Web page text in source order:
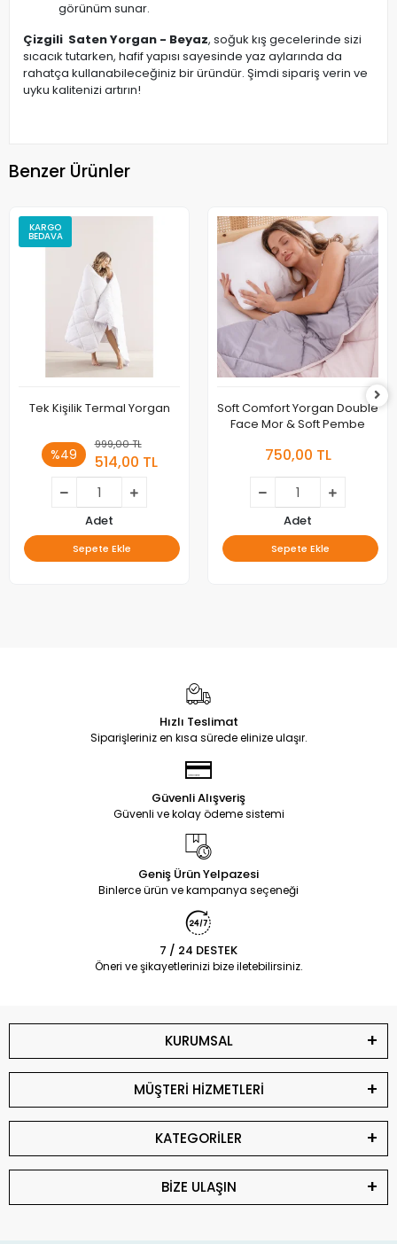
görünüm sunar.
Çizgili Saten Yorgan - Beyaz, soğuk kış gecelerinde sizi
sıcacık tutarken, hafif yapısı sayesinde yaz aylarında da
rahatça kullanabileceğiniz bir üründür. Şimdi sipariş verin ve
uyku kalitenizi artırın!
Benzer Ürünler
KARGO
BEDAVA
Tek Kişilik Termal Yorgan
%49
999,00 TL
514,00 TL
Adet
Sepete Ekle
Soft Comfort Yorgan Double
Face Mor & Soft Pembe
750,00 TL
Adet
Sepete Ekle
Hızlı Teslimat
Siparişleriniz en kısa sürede elinize ulaşır.
Güvenli Alışveriş
Güvenli ve kolay ödeme sistemi
Geniş Ürün Yelpazesi
Binlerce ürün ve kampanya seçeneği
7 / 24 DESTEK
Öneri ve şikayetlerinizi bize iletebilirsiniz.
KURUMSAL
MÜŞTERİ HİZMETLERİ
KATEGORİLER
BİZE ULAŞIN